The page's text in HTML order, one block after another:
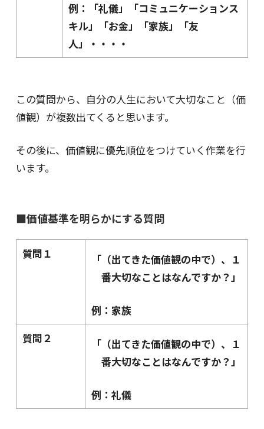
例：「礼儀」「コミュニケーションス
キル」「お金」「家族」「友
人」・・・・
この質問から、自分の人生において大切なこと（価
値観）が複数出てくると思います。
その後に、価値観に優先順位をつけていく作業を行
います。
■価値基準を明らかにする質問
質問１
「（出てきた価値観の中で）、１
番大切なことはなんですか？」
例：家族
質問２
「（出てきた価値観の中で）、１
番大切なことはなんですか？」
例：礼儀